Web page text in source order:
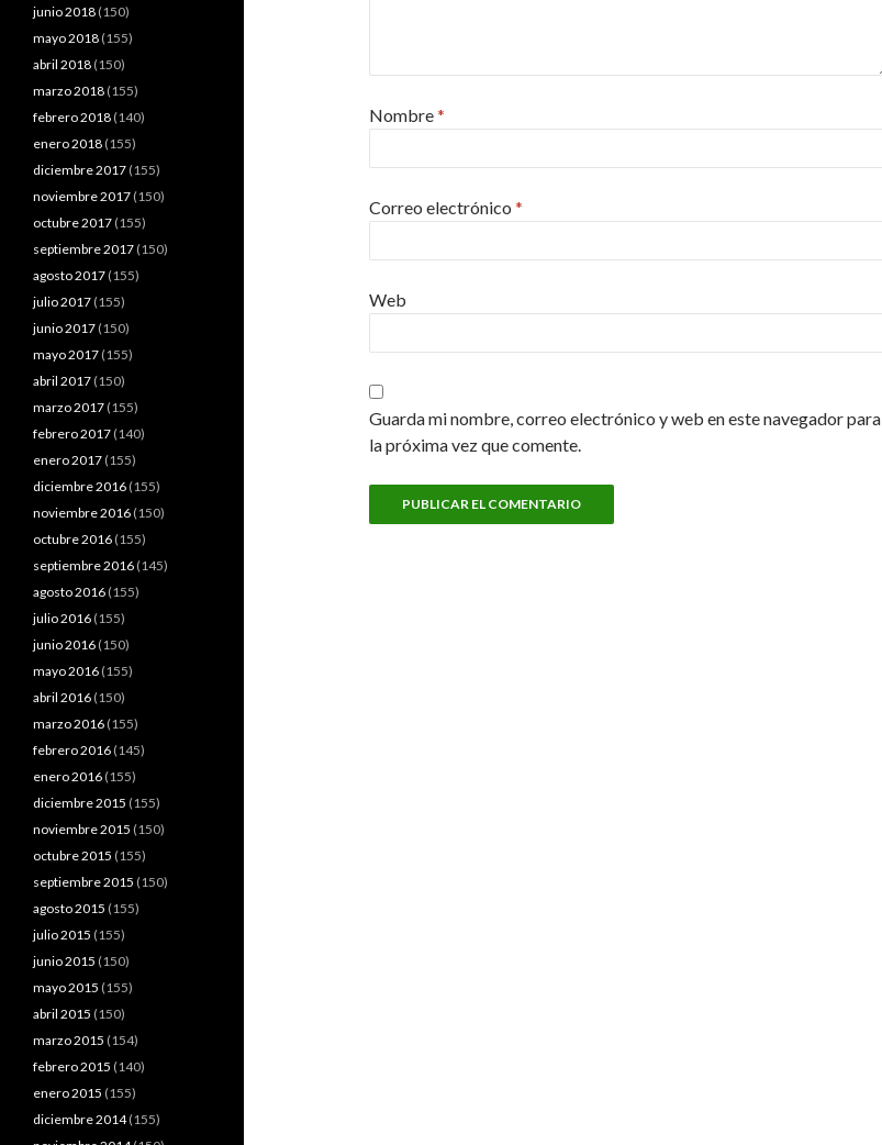
Nombre*
Correo electrónico *
Web
Guarda mi nombre, correo electrónico y web en este navegador para
la próxima vez que comente.
junio 2018 (150)
mayo 2018 (155)
abril 2018 (150)
marzo 2018 (155)
febrero 2018 (140)
enero 2018 (155)
diciembre 2017 (155)
noviembre 2017 (150)
octubre 2017 (155)
septiembre 2017 (150)
agosto 2017 (155)
julio 2017 (155)
junio 2017 (150)
mayo 2017 (155)
abril 2017 (150)
marzo 2017 (155)
febrero 2017 (140)
enero 2017 (155)
diciembre 2016 (155)
noviembre 2016 (150)
octubre 2016 (155)
septiembre 2016 (145)
agosto 2016 (155)
julio 2016 (155)
junio 2016 (150)
mayo 2016 (155)
abril 2016 (150)
marzo 2016 (155)
febrero 2016 (145)
enero 2016 (155)
diciembre 2015 (155)
noviembre 2015 (150)
octubre 2015 (155)
septiembre 2015 (150)
agosto 2015 (155)
julio 2015 (155)
junio 2015 (150)
mayo 2015 (155)
abril 2015 (150)
marzo 2015 (154)
febrero 2015 (140)
enero 2015 (155)
diciembre 2014(155)